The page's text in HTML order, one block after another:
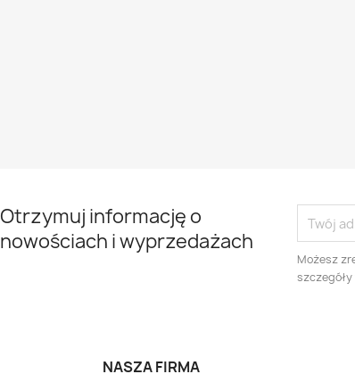
Otrzymuj informację o
nowościach i wyprzedażach
Możesz
NASZA FIRMA